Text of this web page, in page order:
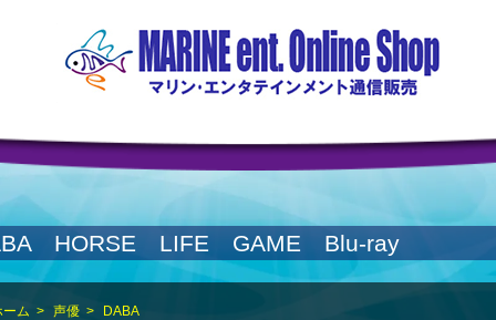
HORSE LIFE GAME Blu-ray
ーム > 声優 >
DABA